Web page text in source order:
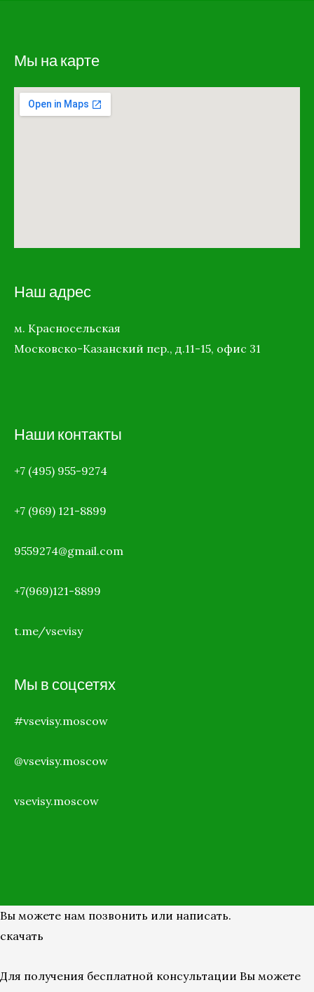
Мы на карте
Наш адрес
м. Красносельская
Московско-Казанский пер., д.11-15, офис 31
Наши контакты
+7 (495) 955-9274
+7 (969) 121-8899
9559274@gmail.com
+7(969)121-8899
t.me/vsevisy
Мы в соцсетях
#vsevisy.moscow
@vsevisy.moscow
vsevisy.moscow
Вы можете нам позвонить или написать.
скачать
Для получения бесплатной консультации Вы можете